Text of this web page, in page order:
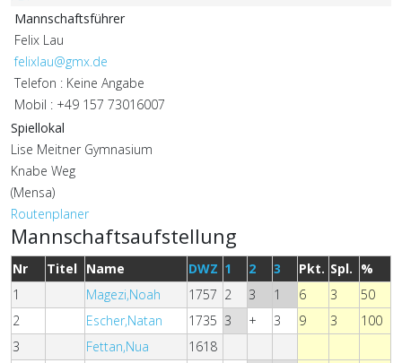
Mannschaftsführer
Felix Lau
felixlau@gmx.de
Telefon : Keine Angabe
Mobil : +49 157 73016007
Spiellokal
Lise Meitner Gymnasium
Knabe Weg
(Mensa)
Routenplaner
Mannschaftsaufstellung
Nr Titel Name DWZ 1 2 3 Pkt. Spl. %
1
Magezi,Noah 1757 2 3 1 6 3
50
2
Escher,Natan 1735 3 + 3 9 3
100
3
Fettan,Nua 1618